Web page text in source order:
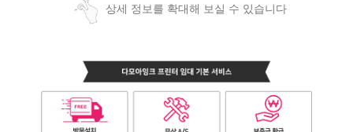
상세 정보를 확대해 보실 수 있습니다